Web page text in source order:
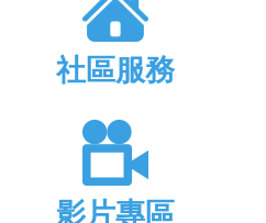
社區服務
影片專區